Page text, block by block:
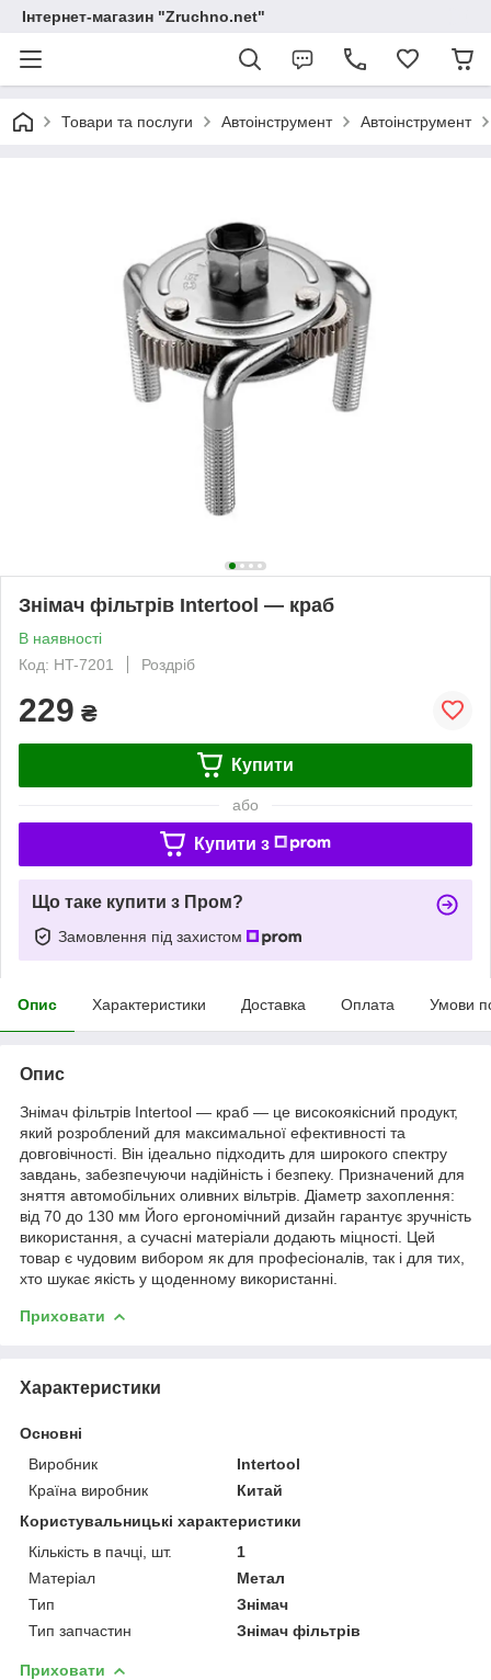
Інтернет-магазин "Zruchno.net"
Товари та послуги Автоінструмент Автоінструмент
Знімач фільтрів Intertool — краб
В наявності
Код: HT-7201
Роздріб
229 ₴
Купити
або
Купити з
Що таке купити з Пром?
Замовлення під захистом
Опис Характеристики Доставка Оплата Умови
Опис
Знімач фільтрів Intertool — краб — це високоякісний продукт,
який розроблений для максимальної ефективності та
довговічності. Він ідеально підходить для широкого спектру
завдань, забезпечуючи надійність і безпеку. Призначений для
зняття автомобільних оливних вільтрів. Діаметр захоплення:
від 70 до 130 мм Його ергономічний дизайн гарантує зручність
використання, а сучасні матеріали додають міцності. Цей
товар є чудовим вибором як для професіоналів, так і для тих,
хто шукає якість у щоденному використанні.
Приховати
Характеристики
Основні
Виробник
Intertool
Країна виробник
Китай
Користувальницькі характеристики
Кількість в пачці, шт.
1
Матеріал
Метал
Тип
Знімач
Тип запчастин
Знімач фільтрів
Приховати